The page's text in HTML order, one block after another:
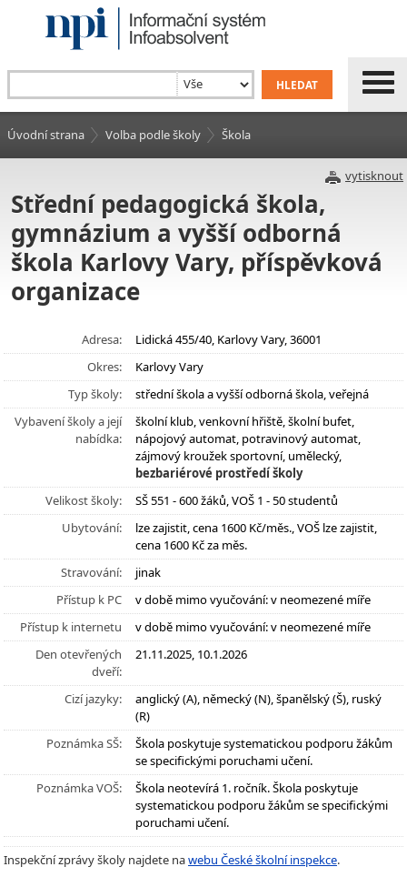
Úvodní strana Volba podle školy Škola
vytisknout
Střední pedagogická škola,
gymnázium a vyšší odborná
škola Karlovy Vary, příspěvková
organizace
Adresa:
Lidická 455/40, Karlovy Vary, 36001
Okres:
Karlovy Vary
Typ školy:
střední škola a vyšší odborná škola, veřejná
Vybavení školy a její
nabídka:
školní klub, venkovní hřiště, školní bufet,
nápojový automat, potravinový automat,
zájmový kroužek sportovní, umělecký,
bezbariérové prostředí školy
Velikost školy:
SŠ 551 - 600 žáků, VOŠ 1 - 50 studentů
Ubytování:
lze zajistit, cena 1600 Kč/měs., VOŠ lze zajistit,
cena 1600 Kč za měs.
Stravování:
jinak
Přístup k PC
v době mimo vyučování: v neomezené míře
Přístup k internetu
v době mimo vyučování: v neomezené míře
Den otevřených
dveří:
21.11.2025, 10.1.2026
Cizí jazyky:
anglický (A), německý (N), španělský (Š), ruský
(R)
Poznámka SŠ:
Škola poskytuje systematickou podporu žákům
se specifickými poruchami učení.
Poznámka VOŠ:
Škola neotevírá 1. ročník. Škola poskytuje
systematickou podporu žákům se specifickými
poruchami učení.
Inspekční zprávy školy najdete nawebu České školní inspekce.